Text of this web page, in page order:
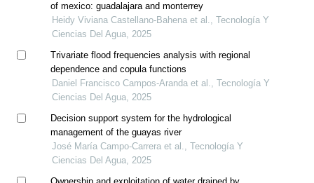
of mexico: guadalajara and monterrey
Heidy Viviana Castellano-Bahena et al., Tecnología Y
Ciencias Del Agua, 2025
Trivariate flood frequencies analysis with regional
dependence and copula functions
Daniel Francisco Campos-Aranda et al., Tecnología Y
Ciencias Del Agua, 2025
Decision support system for the hydrological
management of the guayas river
José María Campo-Carrera et al., Tecnología Y
Ciencias Del Agua, 2025